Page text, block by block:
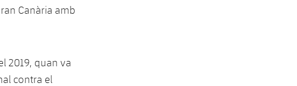
Canària amb
2019, quan va
contra el